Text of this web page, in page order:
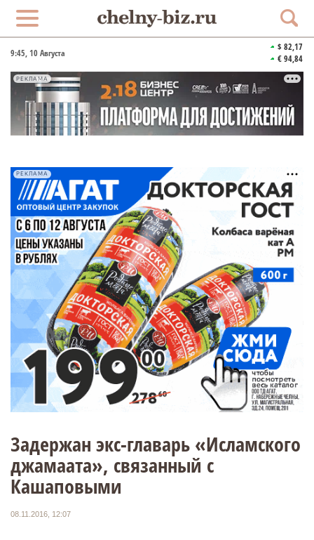
9:45, 10 Августа
$ 82,17
€ 94,84
РЕКЛАМА
РЕКЛАМА
Задержан экс-главарь «Исламского
джамаата», связанный с
Кашаповыми
08.11.2016, 12:07